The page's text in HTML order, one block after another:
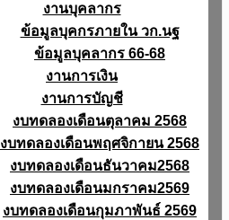
งานบุคลากร
ข้อมูลบุคกรภายใน วก.นฐ
ข้อมูลบุคลากร 66-68
งานการเงิน
งานการบัญชี
งบทดลองเดือนตุลาคม 2568
งบทดลองเดือนพฤศจิกายน 2568
งบทดลองเดือนธันวาคม2568
งบทดลองเดือนมกราคม2569
งบทดลองเดือนกุมภาพันธ์ 2569